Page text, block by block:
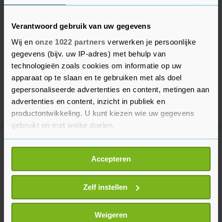
Verantwoord gebruik van uw gegevens
Wij en onze 1022 partners verwerken je persoonlijke
gegevens (bijv. uw IP-adres) met behulp van
technologieën zoals cookies om informatie op uw
apparaat op te slaan en te gebruiken met als doel
gepersonaliseerde advertenties en content, metingen aan
advertenties en content, inzicht in publiek en
productontwikkeling. U kunt kiezen wie uw gegevens
gebruikt en met welke doelen.
Als u het toestaat, willen we ook graag:
Informatie verzamelen over uw geografische
locatie, die tot een paar meter nauwkeurig kan zijn
Uw apparaat identificeren door het actief te
scannen op specifieke eigenschappen (fingerprinting)
Lees meer over hoe uw persoonlijke gegevens worden
Accepteren
Zelf instellen
Weigeren
Meer uit Voetbal
Paris Saint-Germain neemt
Fransman Digne over van Aston
Villa